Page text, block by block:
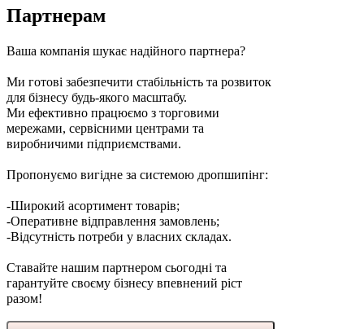
Партнерам
Ваша компанія шукає надійного партнера?
Ми готові забезпечити стабільність та розвиток
для бізнесу будь-якого масштабу.
Ми ефективно працюємо з торговими
мережами, сервісними центрами та
виробничими підприємствами.
Пропонуємо вигідне за системою дропшипінг:
-Широкий асортимент товарів;
-Оперативне відправлення замовлень;
-Відсутність потреби у власних складах.
Ставайте нашим партнером сьогодні та
гарантуйте своєму бізнесу впевнений ріст
разом!